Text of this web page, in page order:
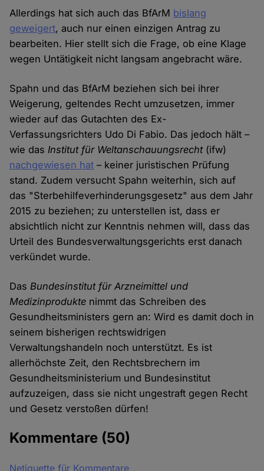
Allerdings hat sich auch das BfArM bislang
geweigert, auch nur einen einzigen Antrag zu
bearbeiten. Hier stellt sich die Frage, ob eine Klage
wegen Untätigkeit nicht langsam angebracht wäre.
Spahn und das BfArM beziehen sich bei ihrer
Weigerung, geltendes Recht umzusetzen, immer
wieder auf das Gutachten des Ex-
Verfassungsrichters Udo Di Fabio. Das jedoch hält –
wie dasInstitut für Weltanschauungsrecht(ifw)
nachgewiesen hat – keiner juristischen Prüfung
stand. Zudem versucht Spahn weiterhin, sich auf
das "Sterbehilfeverhinderungsgesetz" aus dem Jahr
2015 zu beziehen; zu unterstellen ist, dass er
absichtlich nicht zur Kenntnis nehmen will, dass das
Urteil des Bundesverwaltungsgerichts erst danach
verkündet wurde.
DasBundesinstitut für Arzneimittel und
Medizinprodukte nimmt das Schreiben des
Gesundheitsministers gern an: Wird es damit doch in
seinem bisherigen rechtswidrigen
Verwaltungshandeln noch unterstützt. Es ist
allerhöchste Zeit, den Rechtsbrechern im
Gesundheitsministerium und Bundesinstitut
aufzuzeigen, dass sie nicht ungestraft gegen Recht
und Gesetz verstoßen dürfen!
Kommentare (50)
Netiquette für Kommentare